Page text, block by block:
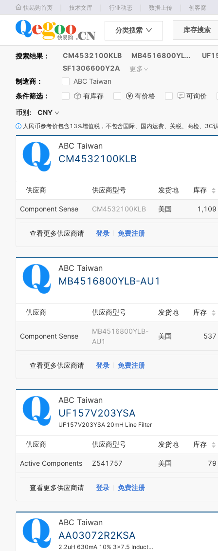
快易购首页 技术文库 行业动态 数据上传 创客窝
分类搜索 库存搜索
搜索结果： CM4532100KLB MB4516800YLB-AU1
SF1306600Y2A
更多
制造商 ：
ABC Taiwan
条件筛选： 有库存 有价格
可询价
币别:
CNY
人民币参考价包含13%增值税，不包含国际、国内运费、关税、商检、3C
ABC Taiwan
CM4532100KLB
供应商 供应商型号 发货地 库存
Component Sense CM4532100KLB 美国 1,109
查看更多供应商请 登录 免费注册
ABC Taiwan
MB4516800YLB-AU1
供应商 供应商型号 发货地 库存
Component Sense
MB4516800YLB-
AU1
美国 537
查看更多供应商请 登录 免费注册
ABC Taiwan
UF157V203YSA
UF157V203YSA 20mH Line Filter
供应商 供应商型号 发货地 库存
Active Components Z541757 美国 79
查看更多供应商请 登录 免费注册
ABC Taiwan
AA03072R2KSA
2.2uH 630mA 10% 3x7.5 Inductor AA03072R2KSA